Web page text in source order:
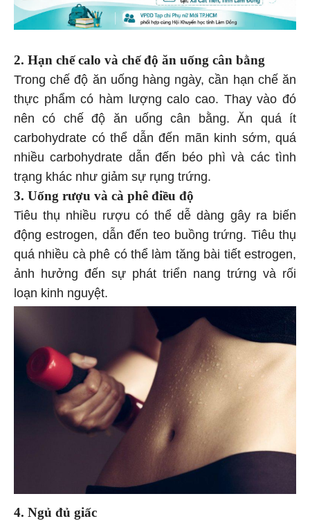
2. Hạn chế calo và chế độ ăn uống cân bằng
Trong chế độ ăn uống hàng ngày, cần hạn chế ăn
thực phẩm có hàm lượng calo cao. Thay vào đó
nên có chế độ ăn uống cân bằng. Ăn quá ít
carbohydrate có thể dẫn đến mãn kinh sớm, quá
nhiều carbohydrate dẫn đến béo phì và các tình
trạng khác như giảm sự rụng trứng.
3. Uống rượu và cà phê điều độ
Tiêu thụ nhiều rượu có thể dễ dàng gây ra biến
động estrogen, dẫn đến teo buồng trứng. Tiêu thụ
quá nhiều cà phê có thể làm tăng bài tiết estrogen,
ảnh hưởng đến sự phát triển nang trứng và rối
loạn kinh nguyệt.
4. Ngủ đủ giấc